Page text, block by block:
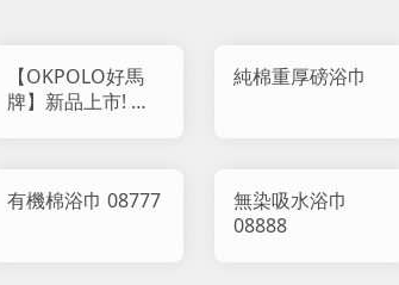
【OKPOLO好馬
牌】新品上市! 虎
純棉重厚磅浴巾
有機棉浴巾 08777
無染吸水浴巾
08888